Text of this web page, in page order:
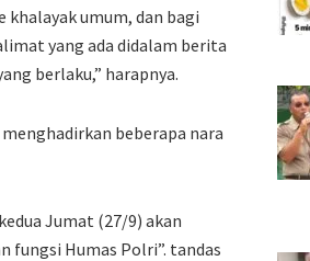
umum, dan bagi
yang ada didalam berita
berlaku,” harapnya.
beberapa nara
Jumat (27/9) akan
fungsi Humas Polri”. tandas